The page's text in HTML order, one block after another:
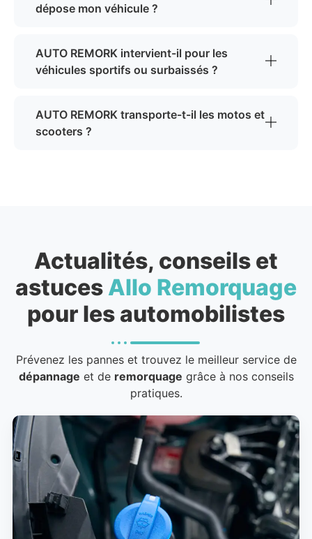
dépose mon véhicule ?
AUTO REMORK intervient-il pour les
véhicules sportifs ou surbaissés ?
AUTO REMORK transporte-t-il les motos et
scooters ?
Actualités, conseils et
astuces Allo Remorquage
pour les automobilistes
Prévenez les pannes et trouvez le meilleur service de
dépannage et de remorquage grâce à nos conseils
pratiques.